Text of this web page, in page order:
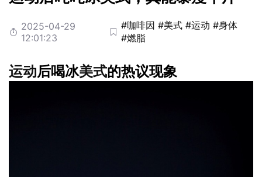
2025-04-29
12:01:23
#咖啡因 #美式 #运动 #身体
#燃脂
运动后喝冰美式的热议现象